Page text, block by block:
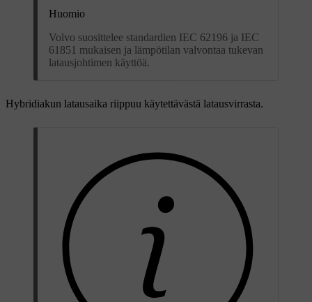
Huomio
Volvo suosittelee standardien IEC 62196 ja IEC
61851 mukaisen ja lämpötilan valvontaa tukevan
latausjohtimen käyttöä.
Hybridiakun latausaika riippuu käytettävästä latausvirrasta.